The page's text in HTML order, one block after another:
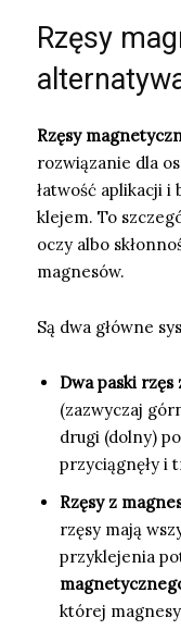
Rzęsy
Rzęsy
rozwiązanie dla
łatwość aplikacji
klejem. To
oczy albo
magnesów.
Są dwa główne
Dwa paski
(zazwyczaj
drugi (dolny)
przyciągnęły i
Rzęsy z
rzęsy mają
przyklejenia
której